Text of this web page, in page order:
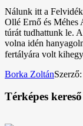
Nálunk itt a
Ollé Ernő és Méhes
túrát tudhattunk le.
volna idén
fertályára volt
Borka ZoltánSzerző:
Térképes kereső